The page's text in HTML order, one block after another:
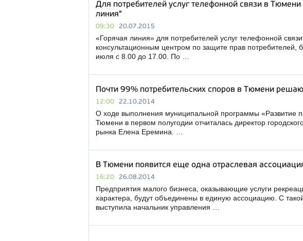
Для потребителей услуг телефонной связи в Тюмени
линия"
09:30 20.07.2015
«Горячая линия» для потребителей услуг телефонной
консультационным центром по защите прав потребителей,
июля с 8.00 до 17.00. По …
Почти 99% потребительских споров в Тюмени
12:00 22.10.2014
О ходе выполнения муниципальной программы «Развитие
Тюмени в первом полугодии отчиталась директор
рынка Елена Еремина. …
В Тюмени появится еще одна отраслевая
16:20 26.08.2014
Предприятия малого бизнеса, оказывающие услуги
характера, будут объединены в единую ассоциацию. С
выступила начальник управления …